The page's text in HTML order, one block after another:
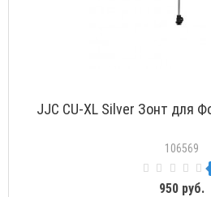
JJC CU-XL Silver Зонт для
106569
950 руб.